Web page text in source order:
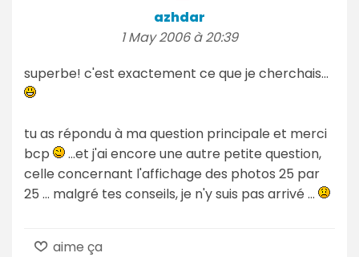
azhdar
1 May 2006 à 20:39
superbe! c'est exactement ce que je cherchais...
tu as répondu à ma question principale et merci
bcp
...et j'ai encore une autre petite question,
celle concernant l'affichage des photos 25 par
25 ... malgré tes conseils, je n'y suis pas arrivé ...
aime ça